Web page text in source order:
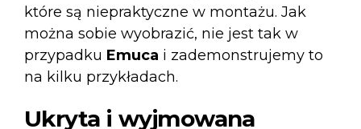
które są niepraktyczne w montażu. Jak
można sobie wyobrazić, nie jest tak w
przypadku Emuca i zademonstrujemy to
na kilku przykładach.
Ukryta i wyjmowana